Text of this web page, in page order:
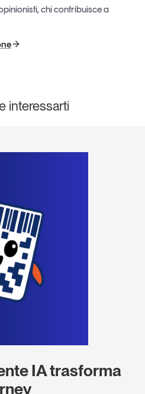
chi contribuisce a
interessarti
IA trasforma